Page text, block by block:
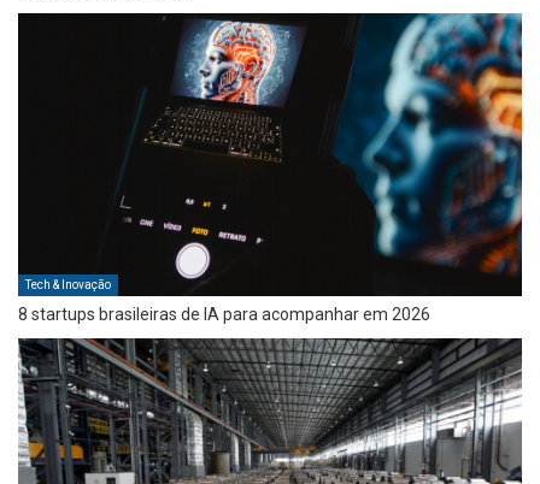
Tech & Inovação
8 startups brasileiras de IA para acompanhar em 2026